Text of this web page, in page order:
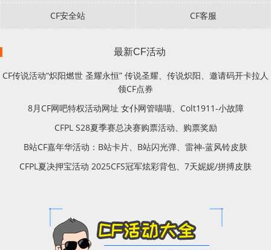
CF安全站 CF客服
最新CF活动
CF传说活动“炽阳燃世 圣耀永恒” 传说圣耀、传说炽阳、邀请码开卡拉人
领CF点券
8月CF网吧特权活动网址 女仆网管喵喵、Colt1911-小故障
CFPL S28夏季赛总决赛购票活动、购票奖励
B站CF嘉年华活动：B站卡片、B站闪光弹、雷神-蓝风铃皮肤
CFPL夏决押宝活动 2025CFS冠军炫彩背包、7天妮妮/拼搏皮肤